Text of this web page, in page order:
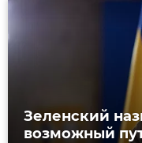
Зеленский
возможный